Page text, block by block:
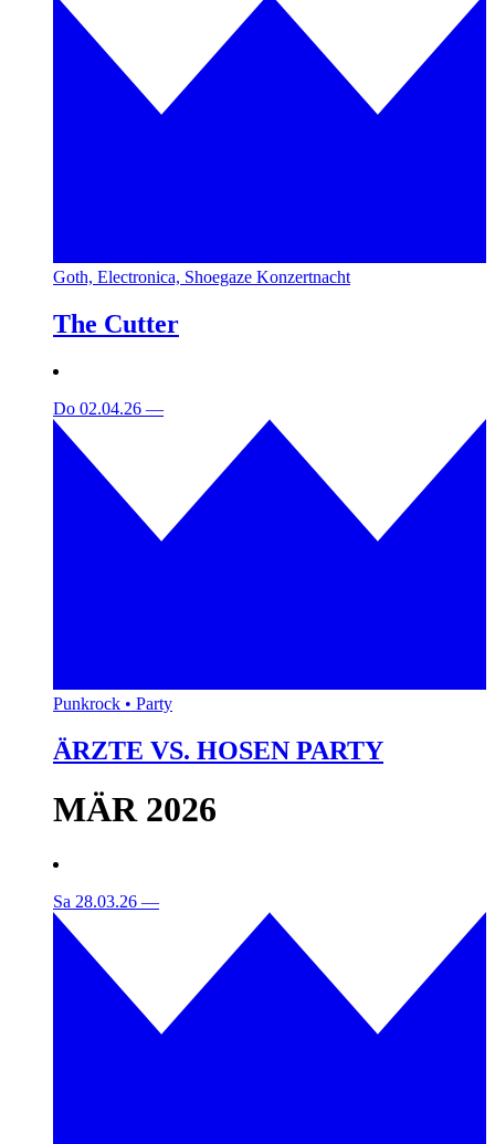
Goth, Electronica, Shoegaze Konzertnacht
The Cutter
Do 02.04.26 —
Punkrock • Party
ÄRZTE VS. HOSEN PARTY
MÄR 2026
Sa 28.03.26 —